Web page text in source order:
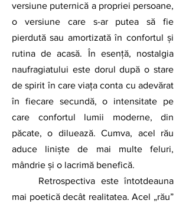
versiune puternică a propriei persoane,
o versiune care s-ar putea să fie
pierdută sau amortizată în confortul și
rutina de acasă. În esență, nostalgia
naufragiatului este dorul după o stare
de spirit în care viața conta cu adevărat
în fiecare secundă, o intensitate pe
care confortul lumii moderne, din
păcate, o diluează. Cumva, acel rău
aduce liniște de mai multe feluri,
mândrie şi o lacrimă benefică.
mai poetică decât realitatea. Acel „rău”